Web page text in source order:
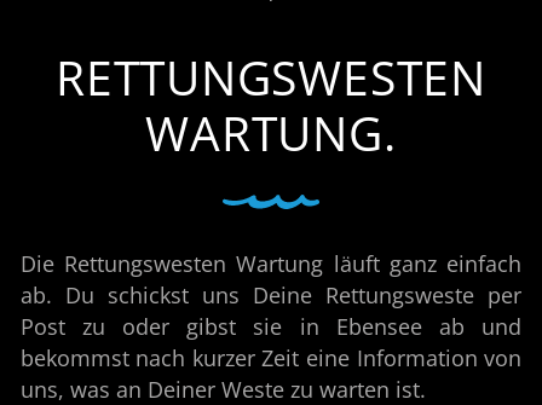
RETTUNGSWESTEN
WARTUNG.
Die Rettungswesten Wartung läuft ganz einfach
ab. Du schickst uns Deine Rettungsweste per
Post zu oder gibst sie in Ebensee ab und
bekommst nach kurzer Zeit eine Information von
uns, was an Deiner Weste zu warten ist.